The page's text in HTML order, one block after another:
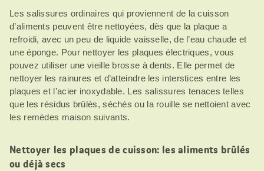
Les salissures ordinaires qui proviennent de la cuisson
d’aliments peuvent être nettoyées, dès que la plaque a
refroidi, avec un peu de liquide vaisselle, de l’eau chaude et
une éponge. Pour nettoyer les plaques électriques, vous
pouvez utiliser une vieille brosse à dents. Elle permet de
nettoyer les rainures et d’atteindre les interstices entre les
plaques et l’acier inoxydable. Les salissures tenaces telles
que les résidus brûlés, séchés ou la rouille se nettoient avec
les remèdes maison suivants.
Nettoyer les plaques de cuisson: les aliments brûlés
ou déjà secs